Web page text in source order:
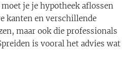
je je hypotheek aflossen
kanten en verschillende
maar ook die professionals
is vooral het advies wat